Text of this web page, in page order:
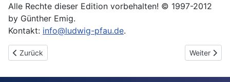
Alle Rechte dieser Edition vorbehalten! © 1997-2012
by Günther Emig.
Kontakt: info@ludwig-pfau.de.
Vorheriger Beitrag: Schmetterling
Zurück Nächster
Weiter